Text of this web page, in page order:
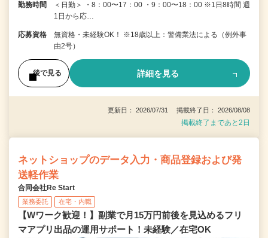
勤務時間
＜日勤＞ ・8：00〜17：00 ・9：00〜18：00 ※1日8時間 週
1日から応…
応募資格
無資格・未経験OK！ ※18歳以上：警備業法による（例外事
由2号）
後で見る 詳細を見る
更新日： 2026/07/31 掲載終了日： 2026/08/08
掲載終了まであと2日
ネットショップのデータ入力・商品登録および発
送軽作業
合同会社Re Start
業務委託 在宅・内職
【Wワーク歓迎！】副業で月15万円前後を見込めるフリ
マアプリ出品の運用サポート！未経験／在宅OK